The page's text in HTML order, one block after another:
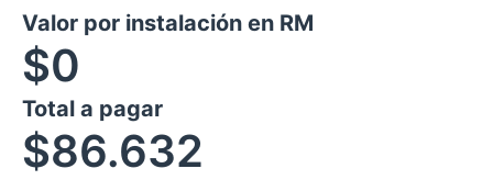
Valor por instalación en RM
$0
Total a pagar
$86.632